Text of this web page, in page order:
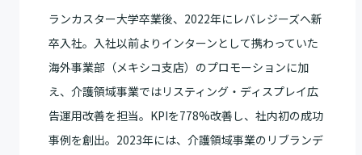
ランカスター大学卒業後、2022年にレバレジーズへ新
卒入社。入社以前よりインターンとして携わっていた
海外事業部（メキシコ支店）のプロモーションに加
え、介護領域事業ではリスティング・ディスプレイ広
告運用改善を担当。KPIを778%改善し、社内初の成功
事例を創出。2023年には、介護領域事業のリブランデ